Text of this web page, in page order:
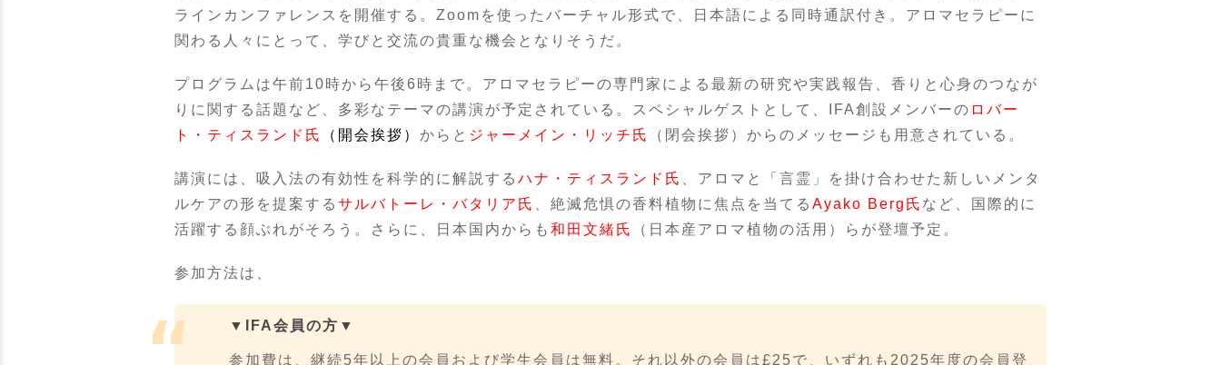
ラインカンファレンスを開催する。Zoomを使ったバーチャル形式で、日本語による同時通訳付き。アロマセラピーに
関わる人々にとって、学びと交流の貴重な機会となりそうだ。
プログラムは午前10時から午後6時まで。アロマセラピーの専門家による最新の研究や実践報告、香りと心身のつなが
りに関する話題など、多彩なテーマの講演が予定されている。スペシャルゲストとして、IFA創設メンバーの ロバー
ト・ティスランド氏
（開会挨拶） からと ジャーメイン・リッチ氏 （閉会挨拶）からのメッセージも用意されている。
講演には、吸入法の有効性を科学的に解説する ハナ・ティスランド氏
、アロマと「言霊」を掛け合わせた新しいメンタ
ルケアの形を提案する サルバトーレ・バタリア氏 、絶滅危惧の香料植物に焦点を当てる Ayako Berg氏 など、国際的に
活躍する顔ぶれがそろう。さらに、日本国内からも 和田文緒氏 （日本産アロマ植物の活用）らが登壇予定。
参加方法は、
▼IFA会員の方▼
参加費は、継続5年以上の会員および学生会員は無料。それ以外の会員は£25で、いずれも2025年度の会員登